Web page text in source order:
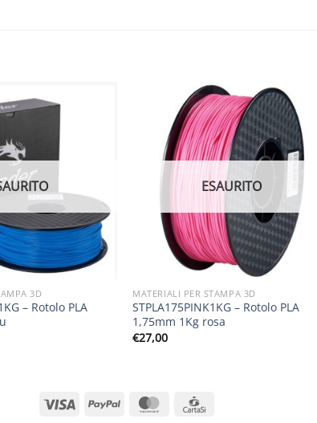
3D
– Rotolo PLA
ESAURITO
MATERIALI PER STAMPA 3D
STPLA175PINK1KG – Rotolo PLA
1,75mm 1Kg rosa
€27,00